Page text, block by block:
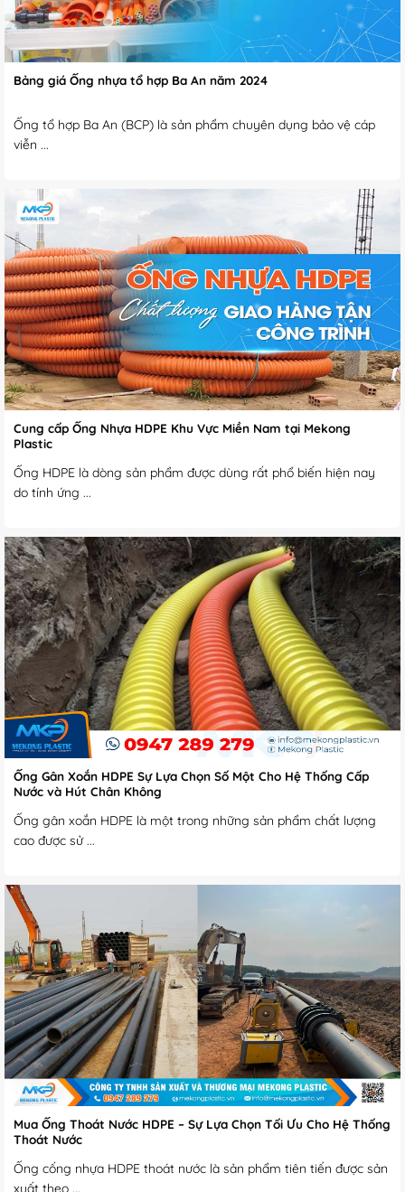
Bảng giá Ống nhựa tổ hợp Ba An năm 2024
Ống tổ hợp Ba An (BCP) là sản phẩm chuyên dụng bảo vệ cáp
viễn ...
Cung cấp Ống Nhựa HDPE Khu Vực Miền Nam tại Mekong
Plastic
Ống HDPE là dòng sản phẩm được dùng rất phổ biến hiện nay
do tính ứng ...
Ống Gân Xoắn HDPE Sự Lựa Chọn Số Một Cho Hệ Thống Cấp
Nước và Hút Chân Không
Ống gân xoắn HDPE là một trong những sản phẩm chất lượng
cao được sử ...
Mua Ống Thoát Nước HDPE – Sự Lựa Chọn Tối Ưu Cho Hệ Thống
Thoát Nước
Ống cống nhựa HDPE thoát nước là sản phẩm tiên tiến được sản
xuất theo ...